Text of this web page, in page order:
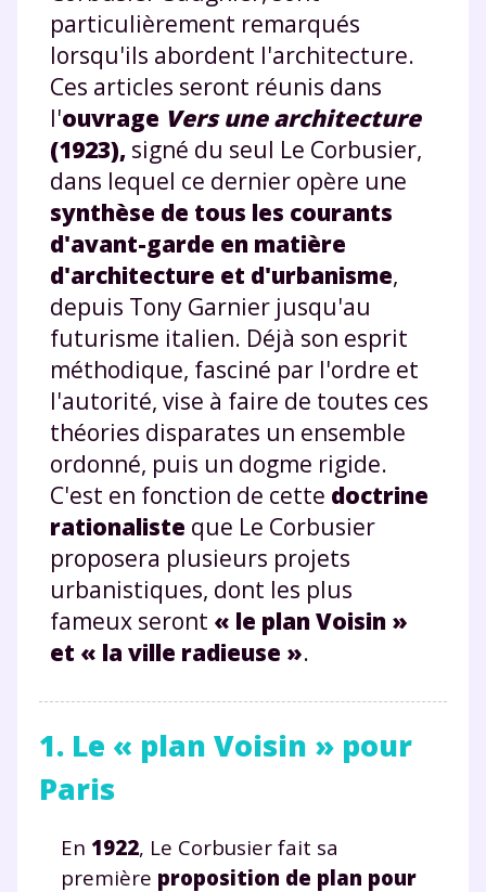
particulièrement remarqués
lorsqu'ils abordent l'architecture.
Ces articles seront réunis dans
l'ouvrage Vers une architecture
(1923), signé du seul Le Corbusier,
dans lequel ce dernier opère une
synthèse de tous les courants
d'avant-garde en matière
d'architecture et d'urbanisme,
depuis Tony Garnier jusqu'au
futurisme italien. Déjà son esprit
méthodique, fasciné par l'ordre et
l'autorité, vise à faire de toutes ces
théories disparates un ensemble
ordonné, puis un dogme rigide.
C'est en fonction de cette doctrine
rationaliste que Le Corbusier
proposera plusieurs projets
urbanistiques, dont les plus
fameux seront « le plan Voisin »
et « la ville radieuse ».
1. Le « plan Voisin » pour
Paris
En 1922, Le Corbusier fait sa
première proposition de plan pour